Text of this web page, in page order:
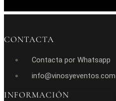
CONTACTA
Contacta por Whatsapp
info@vinosyeventos.com
INFORMACIÓN